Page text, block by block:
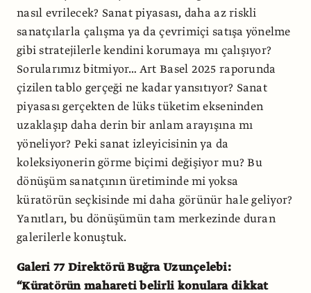
nasıl evrilecek? Sanat piyasası, daha az riskli
sanatçılarla çalışma ya da çevrimiçi satışa yönelme
gibi stratejilerle kendini korumaya mı çalışıyor?
Sorularımız bitmiyor… Art Basel 2025 raporunda
çizilen tablo gerçeği ne kadar yansıtıyor? Sanat
piyasası gerçekten de lüks tüketim ekseninden
uzaklaşıp daha derin bir anlam arayışına mı
yöneliyor? Peki sanat izleyicisinin ya da
koleksiyonerin görme biçimi değişiyor mu? Bu
dönüşüm sanatçının üretiminde mi yoksa
küratörün seçkisinde mi daha görünür hale geliyor?
Yanıtları, bu dönüşümün tam merkezinde duran
galerilerle konuştuk.
Galeri 77 Direktörü Buğra Uzunçelebi:
“Küratörün mahareti belirli konulara dikkat